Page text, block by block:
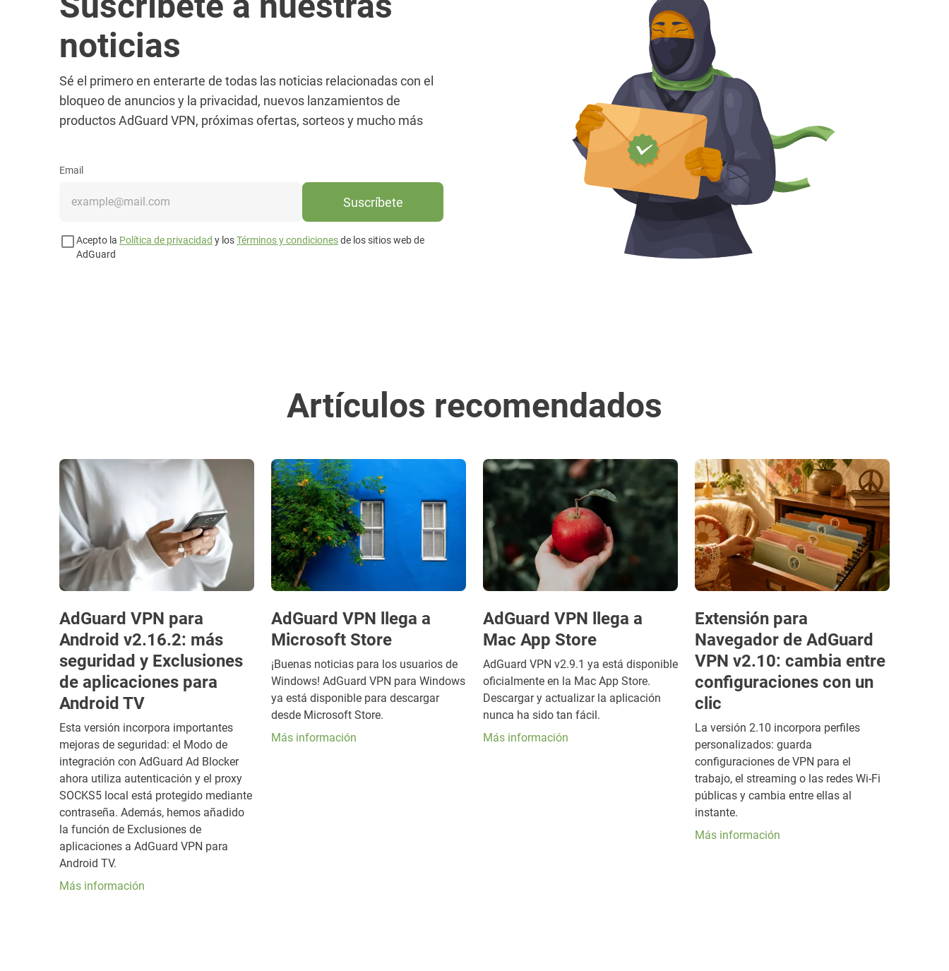
noticias
Sé el primero en enterarte de todas las noticias relacionadas con el
bloqueo de anuncios y la privacidad, nuevos lanzamientos de
productos AdGuard VPN, próximas ofertas, sorteos y mucho más
Email
Suscríbete
Acepto la Política de privacidad y losTérminos y condicionesde los sitios web de
AdGuard
Artículos recomendados
AdGuard VPN para
Android v2.16.2: más
seguridad y Exclusiones
de aplicaciones para
Android TV
Esta versión incorpora importantes
mejoras de seguridad: el Modo de
integración con AdGuard Ad Blocker
ahora utiliza autenticación y el proxy
SOCKS5 local está protegido mediante
contraseña. Además, hemos añadido
la función de Exclusiones de
aplicaciones a AdGuard VPN para
Android TV.
Más información
AdGuard VPN llega a
Microsoft Store
¡Buenas noticias para los usuarios de
Windows! AdGuard VPN para Windows
ya está disponible para descargar
desde Microsoft Store.
Más información
AdGuard VPN llega a
Mac App Store
AdGuard VPN v2.9.1 ya está disponible
oficialmente en la Mac App Store.
Descargar y actualizar la aplicación
nunca ha sido tan fácil.
Más información
Extensión para
Navegador de AdGuard
VPN v2.10: cambia entre
configuraciones con un
clic
La versión 2.10 incorpora perfiles
personalizados: guarda
configuraciones de VPN para el
trabajo, el streaming o las redes Wi-Fi
públicas y cambia entre ellas al
instante.
Más información